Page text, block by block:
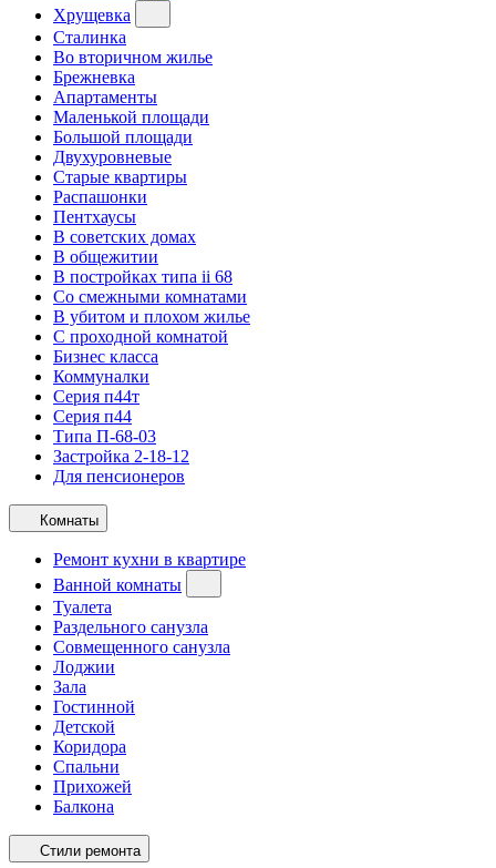
Хрущевка
Сталинка
Во вторичном жилье
Брежневка
Апартаменты
Маленькой площади
Большой площади
Двухуровневые
Старые квартиры
Распашонки
Пентхаусы
В советских домах
В общежитии
В постройках типа ii 68
Со смежными комнатами
В убитом и плохом жилье
С проходной комнатой
Бизнес класса
Коммуналки
Серия п44т
Серия п44
Типа П-68-03
Застройка 2-18-12
Для пенсионеров
Комнаты
Ремонт кухни в квартире
Ванной комнаты
Туалета
Раздельного санузла
Совмещенного санузла
Лоджии
Зала
Гостинной
Детской
Коридора
Спальни
Прихожей
Балкона
Стили ремонта